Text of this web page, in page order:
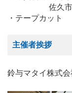
佐久市長
・テープカット
主催者挨拶
鈴与マタイ株式